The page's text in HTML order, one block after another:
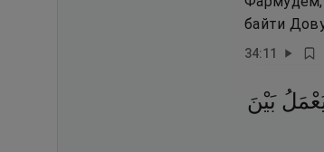
байти
34:11
بَيْنَ